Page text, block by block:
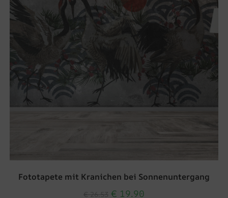
Fototapete mit Kranichen bei Sonnenuntergang
€ 19.90